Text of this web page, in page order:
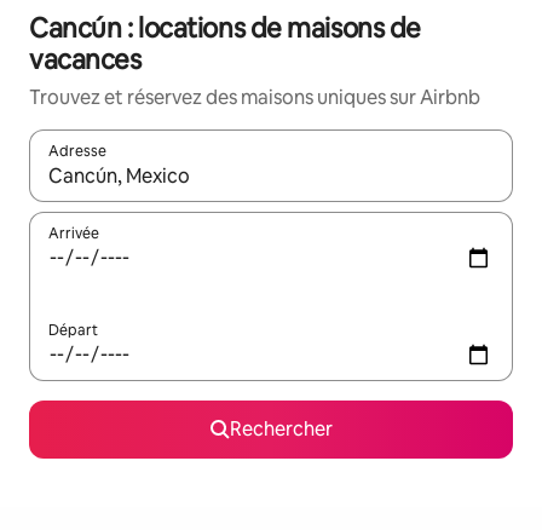
Cancún : locations de maisons de
vacances
Trouvez et réservez des maisons uniques sur Airbnb
Adresse
Lorsque les résultats s'affichent, utilisez les flèches vers le
Arrivée
Départ
Rechercher